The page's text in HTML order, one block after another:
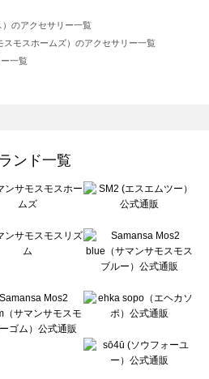
のアクセサリー一覧
モスホームズ）のアクセサリー一覧
一覧
バイサマンサモスモス）のアクセサリー一覧
ス ブルー）のアクセサリー一覧
ー一覧
覧
ク）のアクセサリー一覧
クセサリー一覧
のアクセサリー一覧
サリー一覧
ンド一覧